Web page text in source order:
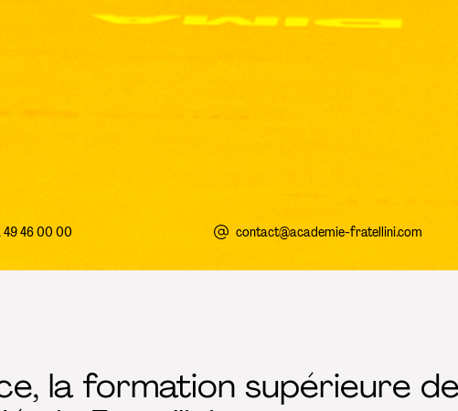
49 46 00 00 contact@academie-fratellini.com
la formation supérieure